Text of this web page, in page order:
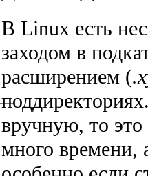
В Linux есть
заходом в
расширением (
вручную, то
много времени,